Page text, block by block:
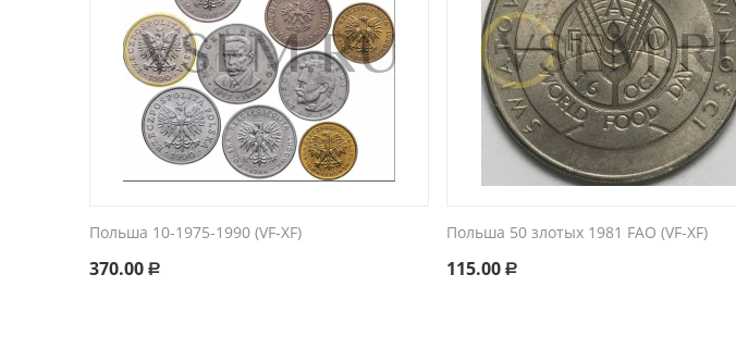
Польша 10-1975-1990 (VF-XF)
370.00 Р
Польша 50 злотых 1981 FAO (VF-XF)
115.00 Р